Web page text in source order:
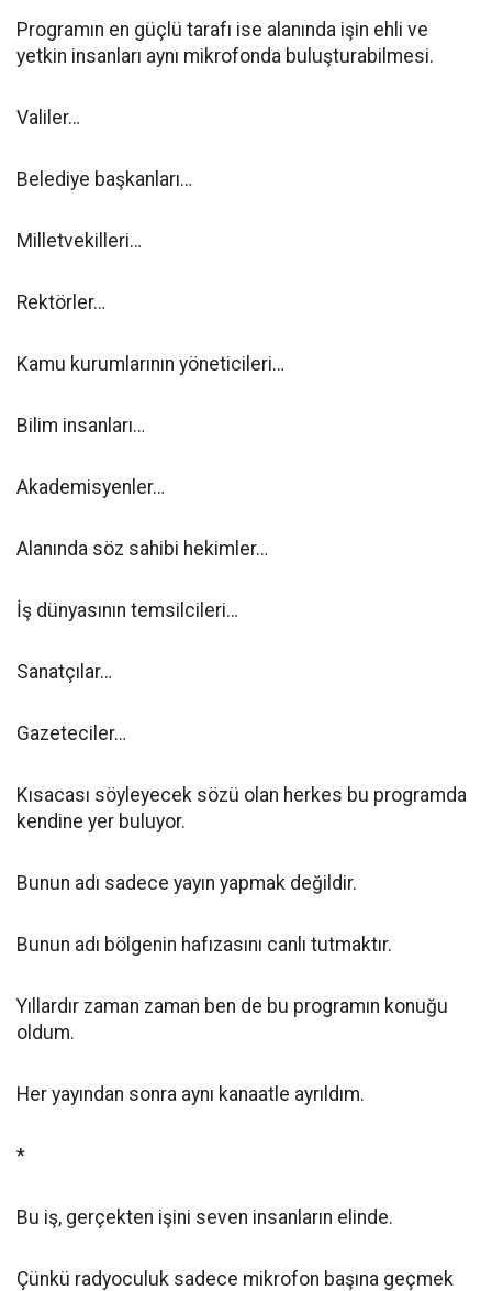
Programın en güçlü tarafı ise alanında işin ehli ve
yetkin insanları aynı mikrofonda buluşturabilmesi.
Valiler…
Belediye başkanları…
Milletvekilleri…
Rektörler…
Kamu kurumlarının yöneticileri…
Bilim insanları…
Akademisyenler…
Alanında söz sahibi hekimler…
İş dünyasının temsilcileri…
Sanatçılar…
Gazeteciler…
Kısacası söyleyecek sözü olan herkes bu programda
kendine yer buluyor.
Bunun adı sadece yayın yapmak değildir.
Bunun adı bölgenin hafızasını canlı tutmaktır.
Yıllardır zaman zaman ben de bu programın konuğu
oldum.
Her yayından sonra aynı kanaatle ayrıldım.
*
Bu iş, gerçekten işini seven insanların elinde.
Çünkü radyoculuk sadece mikrofon başına geçmek